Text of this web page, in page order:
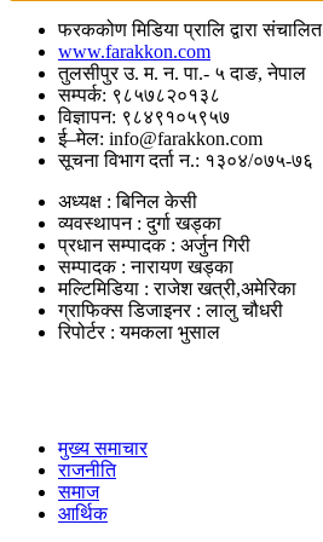
फरककोण मिडिया प्रालि द्वारा संचालित
www.farakkon.com
तुलसीपुर उ. म. न. पा.- ५ दाङ, नेपाल
सम्पर्क: ९८५७८२०१३८
विज्ञापन: ९८४९१०५९५७
ई–मेल: info@farakkon.com
सूचना विभाग दर्ता न.: १३०४/०७५-७६
अध्यक्ष : बिनिल केसी
व्यवस्थापन : दुर्गा खड्का
प्रधान सम्पादक : अर्जुन गिरी
सम्पादक : नारायण खड्का
मल्टिमिडिया : राजेश खत्री,अमेरिका
ग्राफिक्स डिजाइनर : लालु चौधरी
रिपोर्टर : यमकला भुसाल
मुख्य समाचार
राजनीति
समाज
आर्थिक